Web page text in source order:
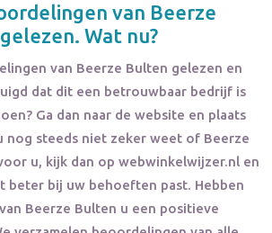
van Beerze
Wat nu?
van Beerze Bulten gelezen en
dat dit een betrouwbaar bedrijf is
Ga dan naar de website en plaats
nog steeds niet zeker weet of Beerze
u, kijk dan op webwinkelwijzer.nl en
beter bij uw behoeften past. Hebben
Beerze Bulten u een positieve